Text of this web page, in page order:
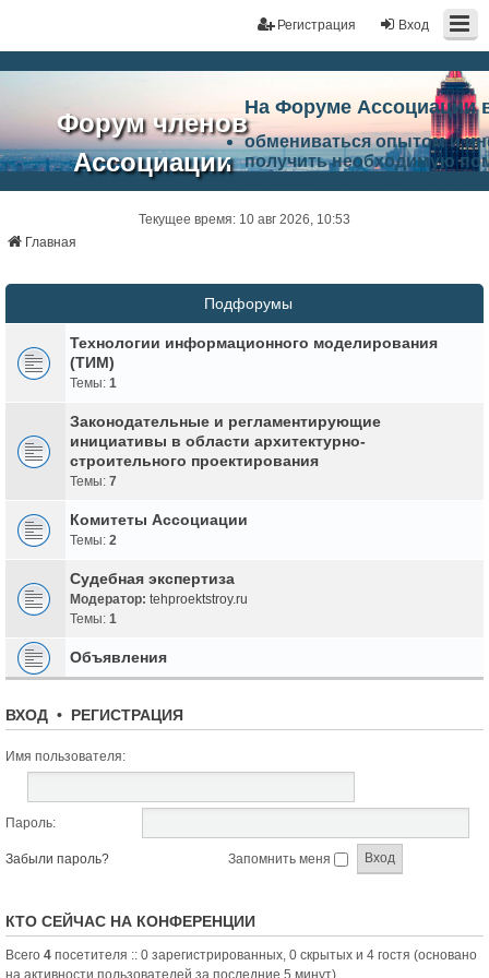
Вход
Регистрация
Форум членов
Ассоциации
"Проектный
портал"
На Форуме Ассоциации
обмениваться опытом и
получить необходимую
Ассоциации по проблемам
Ассоциации и успехам в
Ассоциации.
Текущее время: 10 авг 2026, 10:53
Главная
Подфорумы
Технологии информационного моделирования
(ТИМ)
Темы: 1
Законодательные и регламентирующие
инициативы в области архитектурно-
строительного проектирования
Темы: 7
Комитеты Ассоциации
Темы: 2
Судебная экспертиза
Модератор: tehproektstroy.ru
Темы: 1
Объявления
ВХОД • РЕГИСТРАЦИЯ
Имя пользователя:
Пароль:
Забыли пароль? Запомнить меня
КТО СЕЙЧАС НА КОНФЕРЕНЦИИ
Всего 4 посетителя :: 0 зарегистрированных, 0 скрытых и 4 гостя (основано
на активности пользователей за последние 5 минут)